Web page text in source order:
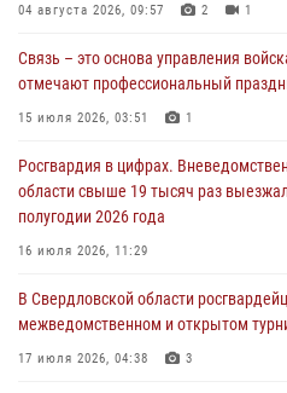
03 августа 2026, 07:43 3
Росгвардия приняла участие в
антитеррористическом учении в
31 июля 2026, 12:27 1
Росгвардия обеспечивает
направлении
31 июля 2026, 06:56
рассказал об итогах работы
«Телекон»
30 июля 2026, 11:33 1
04 августа 2026, 09:57 2 1
Связь – это основа управления
отмечают профессиональный
15 июля 2026, 03:51 1
Росгвардия в цифрах.
области свыше 19 тысяч раз
полугодии 2026 года
16 июля 2026, 11:29
В Свердловской области
межведомственном и открытом
17 июля 2026, 04:38 3